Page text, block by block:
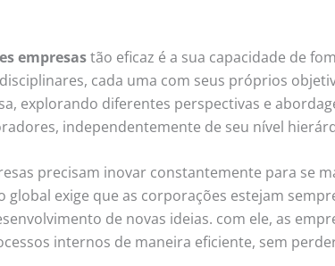
empresastão eficaz é a sua capacidade de
cada uma com seus próprios
explorando diferentes perspectivas e
independentemente de seu nível
precisam inovar constantemente para se
exige que as corporações estejam
de novas ideias. com ele, as
internos de maneira eficiente, sem